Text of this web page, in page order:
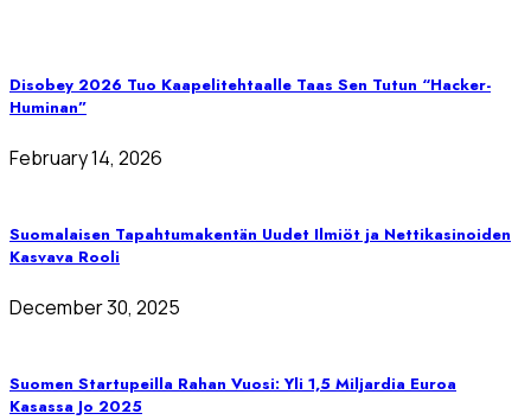
Disobey 2026 Tuo Kaapelitehtaalle Taas Sen Tutun “Hacker-
Huminan”
February 14, 2026
Suomalaisen Tapahtumakentän Uudet Ilmiöt ja Nettikasinoiden
Kasvava Rooli
December 30, 2025
Suomen Startupeilla Rahan Vuosi: Yli 1,5 Miljardia Euroa
Kasassa Jo 2025